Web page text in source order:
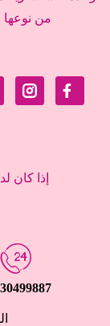
من نوعها
إذا كان